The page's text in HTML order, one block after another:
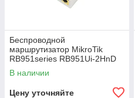
Беспроводной
маршрутизатор MikroTik
RB951series RB951Ui-2HnD
В наличии
Цену уточняйте